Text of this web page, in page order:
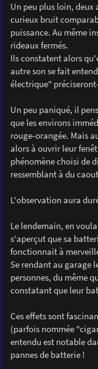
Un peu plus loin, deux
curieux bruit
puissance. Au même
rideaux fermés.
Ils constatent alors
autre son se fait
électrique"
Un peu paniqué, il
que les environs
rouge-orangée. Mais
alors à ouvrir leur
phénomène choisi de
ressemblant à du
L'observation aura
Le lendemain, en
s'aperçut que sa
fonctionnait à
Se rendant au garage
personnes, du même
constatant que leur
Ces effets sont
(parfois nommée
entendu est notable
pannes de batterie !